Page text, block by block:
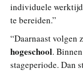
individuele
te bereiden.”
“Daarnaast volgen
hogeschool.
stageperiode. Dan